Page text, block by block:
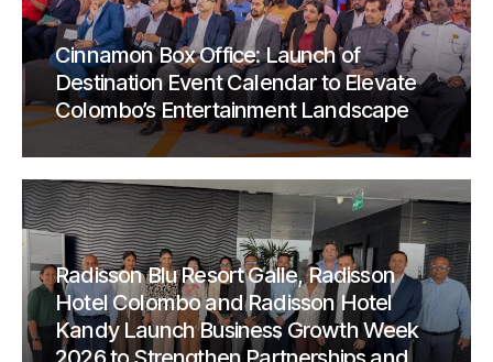
Cinnamon Box Office: Launch of
Destination Event Calendar to Elevate
Colombo’s Entertainment Landscape
Radisson Blu Resort Galle, Radisson
Hotel Colombo and Radisson Hotel
Kandy Launch Business Growth Week